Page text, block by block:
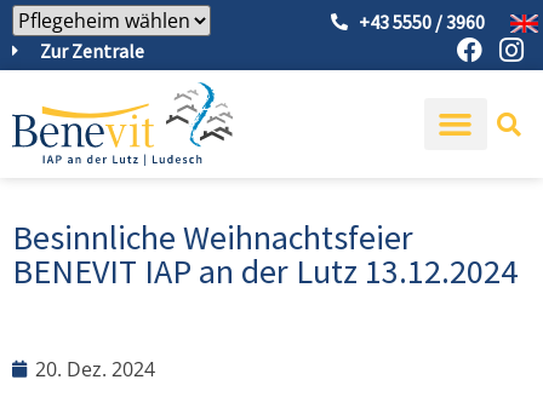
Zur Zentrale
+43 5550 / 3960
Besinnliche Weihnachtsfeier
BENEVIT IAP an der Lutz 13.12.2024
20. Dez. 2024